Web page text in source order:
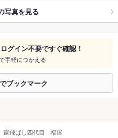
写真を見る
グイン不要ですぐ確認！
手軽につかえる
ブックマーク
蹴飛ばし四代目 福屋